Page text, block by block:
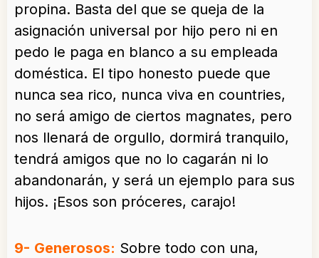
propina. Basta del que se queja de la
asignación universal por hijo pero ni en
pedo le paga en blanco a su empleada
doméstica. El tipo honesto puede que
nunca sea rico, nunca viva en countries,
no será amigo de ciertos magnates, pero
nos llenará de orgullo, dormirá tranquilo,
tendrá amigos que no lo cagarán ni lo
abandonarán, y será un ejemplo para sus
hijos. ¡Esos son próceres, carajo!
9- Generosos: Sobre todo con una,